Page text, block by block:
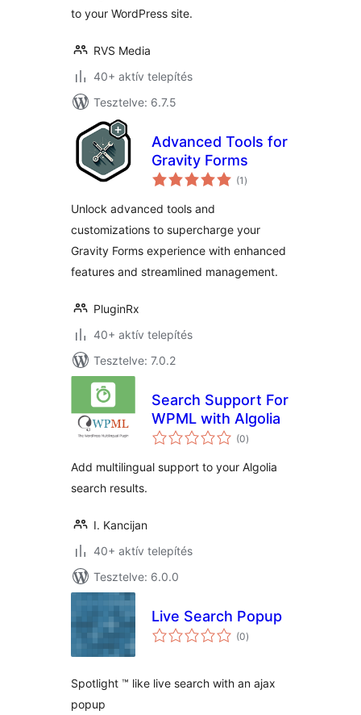
to your WordPress site.
RVS Media
40+ aktív telepítés
Tesztelve: 6.7.5
Advanced Tools for
Gravity Forms
(1 értékelés
összesen
)
Unlock advanced tools and
customizations to supercharge your
Gravity Forms experience with enhanced
features and streamlined management.
PluginRx
40+ aktív telepítés
Tesztelve: 7.0.2
Search Support For
WPML with Algolia
(0értékelés
összesen
)
Add multilingual support to your Algolia
search results.
I. Kancijan
40+ aktív telepítés
Tesztelve: 6.0.0
Live Search Popup
(0értékelés
összesen
)
Spotlight ™ like live search with an ajax
popup